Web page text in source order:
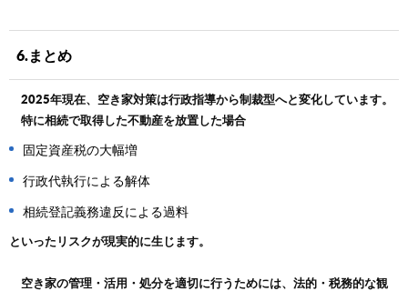
6.まとめ
2025年現在、空き家対策は行政指導から制裁型へと変化しています。
特に相続で取得した不動産を放置した場合
固定資産税の大幅増
行政代執行による解体
相続登記義務違反による過料
といったリスクが現実的に生じます。
空き家の管理・活用・処分を適切に行うためには、法的・税務的な観